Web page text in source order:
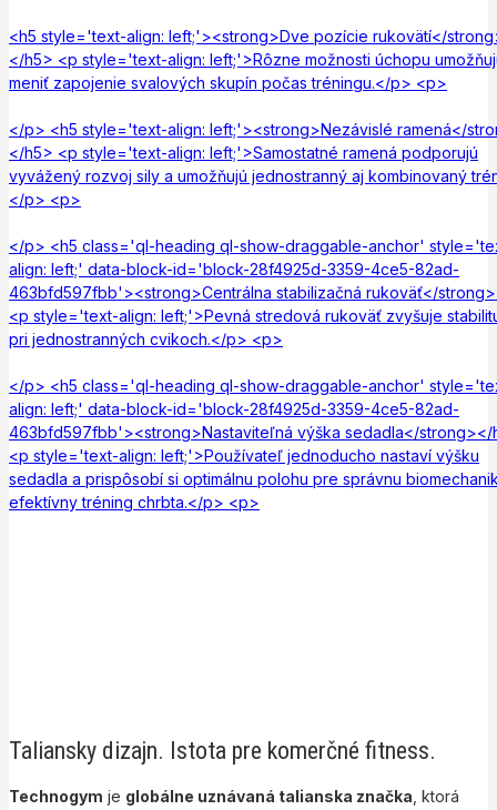
<h5 style='text-align: left;'><strong>Dve pozície rukovätí</
</h5> <p style='text-align: left;'>Rôzne možnosti úchopu
meniť zapojenie svalových skupín počas tréningu.</p> <p>
</p> <h5 style='text-align: left;'><strong>Nezávislé ramená</
</h5> <p style='text-align: left;'>Samostatné ramená podporujú
vyvážený rozvoj sily a umožňujú jednostranný aj kombinovaný
</p> <p>
</p> <h5 class='ql-heading ql-show-draggable-anchor'
align: left;' data-block-id='block-28f4925d-3359-4ce5-82ad-
463bfd597fbb'><strong>Centrálna stabilizačná rukoväť</
<p style='text-align: left;'>Pevná stredová rukoväť zvyšuje
pri jednostranných cvikoch.</p> <p>
</p> <h5 class='ql-heading ql-show-draggable-anchor'
align: left;' data-block-id='block-28f4925d-3359-4ce5-82ad-
463bfd597fbb'><strong>Nastaviteľná výška sedadla</strong></
<p style='text-align: left;'>Používateľ jednoducho nastaví výšku
sedadla a prispôsobí si optimálnu polohu pre správnu
efektívny tréning chrbta.</p> <p>
Taliansky dizajn. Istota pre komerčné fitness.
Technogym je globálne uznávaná talianska značka , ktorá